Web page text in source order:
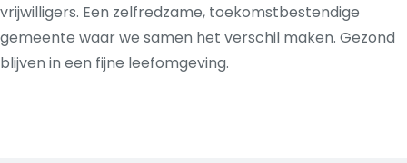
vrijwilligers. Een zelfredzame, toekomstbestendige
gemeente waar we samen het verschil maken. Gezond
blijven in een fijne leefomgeving.